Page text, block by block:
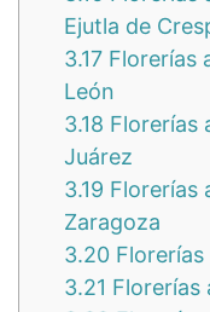
Ejutla de
3.17 Florerías
León
3.18 Florerías
Juárez
3.19 Florerías
Zaragoza
3.20 Florerías
3.21 Florerías